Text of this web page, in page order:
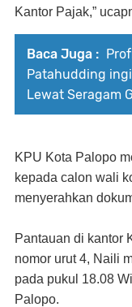
Kantor Pajak,”
Baca Juga :
Patahudding
Lewat Seragam
KPU Kota Palopo
kepada calon wali
menyerahkan
Pantauan di kantor
nomor urut 4, Naili
pada pukul 18.08
Palopo.